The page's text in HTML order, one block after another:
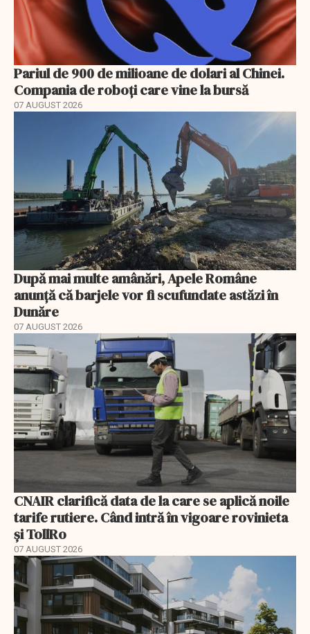
Pariul de 900 de milioane de dolari al Chinei.
Compania de roboți care vine la bursă
07 AUGUST 2026
După mai multe amânări, Apele Române
anunță că barjele vor fi scufundate astăzi în
Dunăre
07 AUGUST 2026
CNAIR clarifică data de la care se aplică noile
tarife rutiere. Când intră în vigoare rovinieta
și TollRo
07 AUGUST 2026